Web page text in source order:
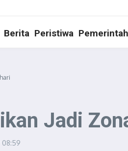
Berita Peristiwa
Jadi
08:59